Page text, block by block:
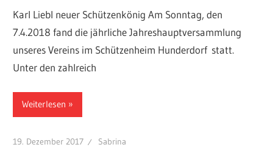
Karl Liebl neuer Schützenkönig Am Sonntag, den
7.4.2018 fand die jährliche Jahreshauptversammlung
unseres Vereins im Schützenheim Hunderdorf statt.
Unter den zahlreich
Weiterlesen
19. Dezember 2017 Sabrina